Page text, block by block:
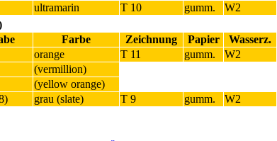
ultramarin T 10 gumm. W2
Farbe Zeichnung Papier Wasserz.
orange T 11 gumm. W2
(vermillion)
(yellow orange)
grau (slate) T 9 gumm. W2